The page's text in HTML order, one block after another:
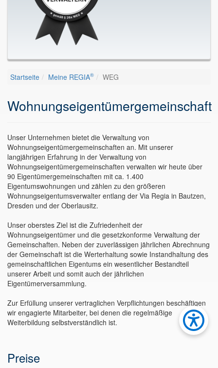
Startseite Meine REGIA® WEG
Wohnungseigentümergemeinschaft
Unser Unternehmen bietet die Verwaltung von
Wohnungseigentümergemeinschaften an. Mit unserer
langjährigen Erfahrung in der Verwaltung von
Wohnungseigentümergemeinschaften verwalten wir heute über
90 Eigentümergemeinschaften mit ca. 1.400
Eigentumswohnungen und zählen zu den größeren
Wohnungseigentumsverwalter entlang der Via Regia in Bautzen,
Dresden und der Oberlausitz.
Unser oberstes Ziel ist die Zufriedenheit der
Wohnungseigentümer und die gesetzkonforme Verwaltung der
Gemeinschaften. Neben der zuverlässigen jährlichen Abrechnung
der Gemeinschaft ist die Werterhaltung sowie Instandhaltung des
gemeinschaftlichen Eigentums ein wesentlicher Bestandteil
unserer Arbeit und somit auch der jährlichen
Eigentümerversammlung.
Zur Erfüllung unserer vertraglichen Verpflichtungen beschäftigen
wir engagierte Mitarbeiter, bei denen die regelmäßige
Weiterbildung selbstverständlich ist.
Preise